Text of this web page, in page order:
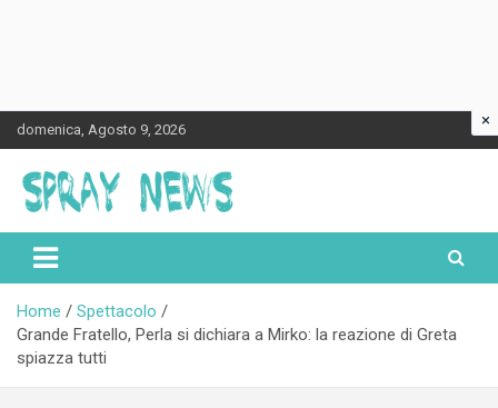
Skip
to
content
domenica, Agosto 9, 2026
Spraynews.it
Home
Spettacolo
Grande Fratello, Perla si dichiara a Mirko: la reazione di Greta
spiazza tutti
×